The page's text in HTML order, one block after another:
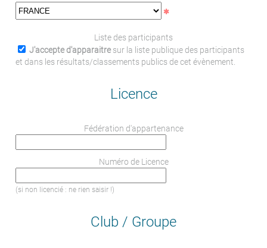
Liste des participants
J'accepte d'apparaitresur la liste publique des participants
et dans les résultats/classements publics de cet évènement.
Licence
Fédération d'appartenance
Numéro de Licence
(si non licencié : ne rien saisir !)
Club / Groupe